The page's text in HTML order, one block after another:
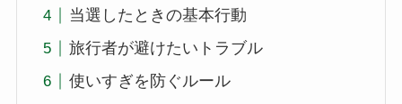
当選したときの基本行動
旅行者が避けたいトラブル
使いすぎを防ぐルール